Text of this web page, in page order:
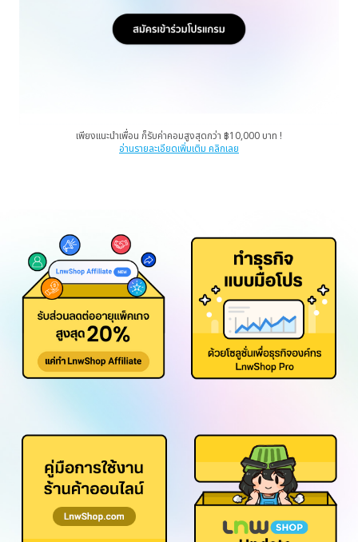
เพียงแนะนำเพื่อน ก็รับค่าคอมสูงสุดกว่า ฿10,000 บาท !
อ่านรายละเอียดเพิ่มเติม คลิกเลย